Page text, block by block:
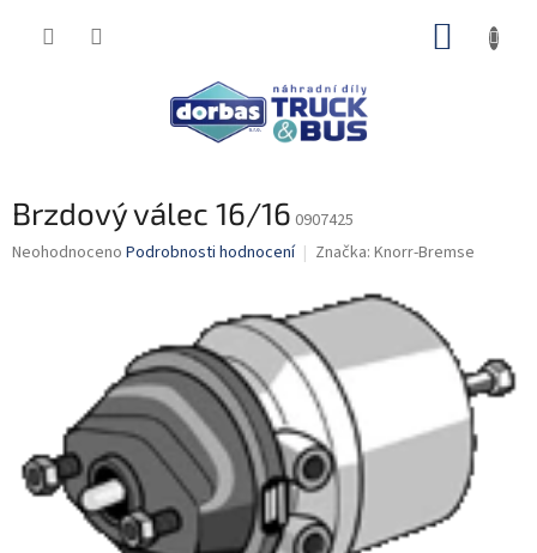
Brzdový válec 16/16 0907425
Průměrné
hvězdiček.
Neohodnoceno Podrobnosti hodnocení Značka: Knorr-Bremse